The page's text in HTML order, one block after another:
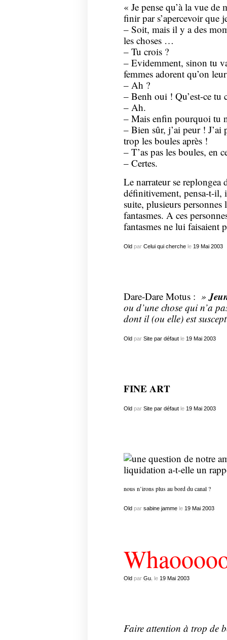
« Je pense qu’à la vue
finir par s’apercevoir
– Soit, mais il y a des
les choses …
– Tu crois ?
– Evidemment, sinon tu
femmes adorent qu’on
– Ah ?
– Benh oui ! Qu’est-ce tu
– Ah.
– Mais enfin pourquoi tu
– Bien sûr, j’ai peur ! J’ai
trop les boules après !
– T’as pas les boules, en
– Certes.
Le narrateur se replongea
définitivement, pensa-t-il,
suite, plusieurs
fantasmes. A ces
fantasmes ne lui faisaient
Oldpar Celui qui cherchele 19 Mai 2003
Dare-Dare Motus : »
ou d’une chose qui n’a
dont il (ou elle) est
Oldpar Site par défautle 19 Mai 2003
FINE ART
Old par Site par défautle 19 Mai 2003
nous n’irons plus au bord du canal ?
Oldpar sabine jammele 19 Mai 2003
Oldpar Gu. le 19 Mai 2003
Faire attention à trop de